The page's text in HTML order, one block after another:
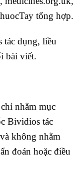
tổng hợp.
tác dụng, liều
bài viết.
nhằm mục
Bividios tác
không nhằm
đoán hoặc điều